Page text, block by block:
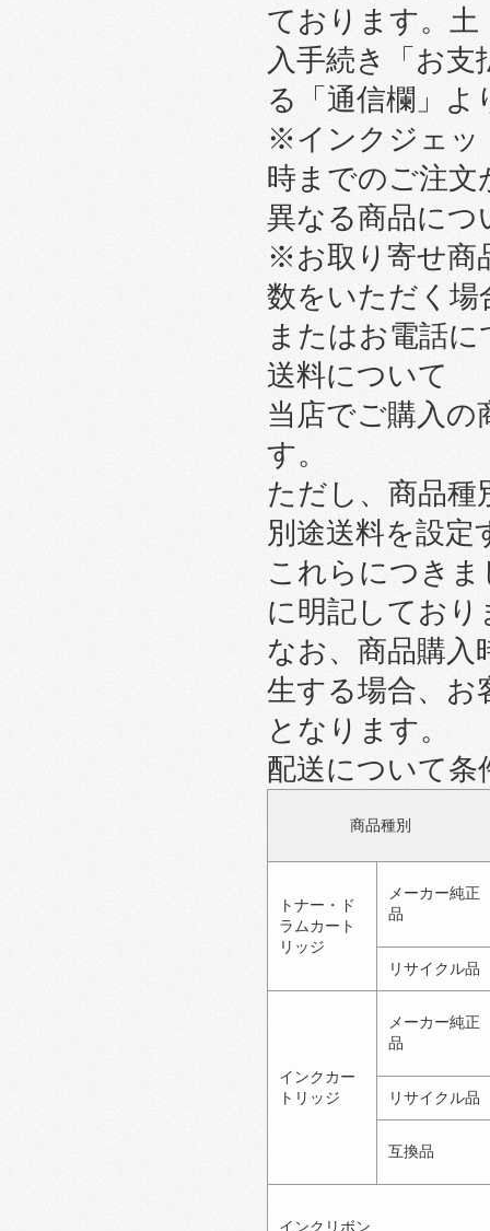
ております。土
入手続き「お
る「通信欄」
※インクジェッ
時までのご注文
異なる商品につ
※お取り寄せ商
数をいただく場
またはお電話
送料について
当店でご購入の
す。
ただし、商品種
別途送料を設定
これらにつき
に明記しており
なお、商品購入
生する場合、お
となります。
配送について条
商品種別
トナー・ド
ラムカート
リッジ
メーカー純正
品
リサイクル品
インクカー
トリッジ
メーカー純正
品
リサイクル品
互換品
インクリボン